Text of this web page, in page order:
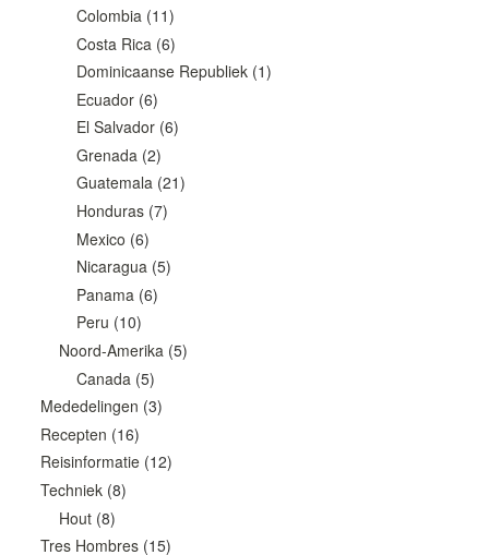
Colombia (11)
Costa Rica (6)
Dominicaanse Republiek (1)
Ecuador (6)
El Salvador (6)
Grenada (2)
Guatemala (21)
Honduras (7)
Mexico (6)
Nicaragua (5)
Panama (6)
Peru (10)
Noord-Amerika(5)
Canada (5)
Mededelingen (3)
Recepten (16)
Reisinformatie(12)
Techniek(8)
Hout(8)
Tres Hombres(15)